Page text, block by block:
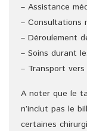
– Assistance
– Consultations
– Déroulement
– Soins durant
– Transport vers
A noter que le
n’inclut pas le
certaines